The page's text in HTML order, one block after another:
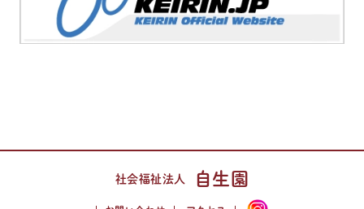
社会福祉法人 自生園